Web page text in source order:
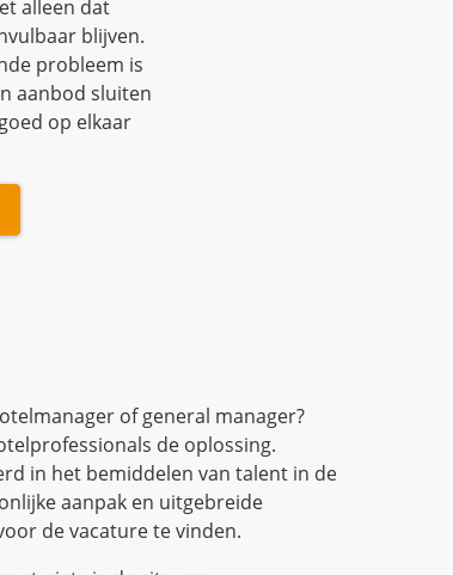
of general manager?
de oplossing.
niet via de site van
mogelijkheden, neem dan even
in.
werving en selectiebureau MJ